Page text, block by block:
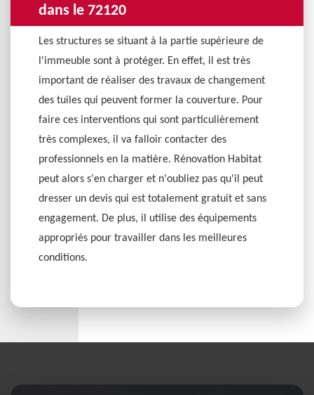
dans le 72120
Les structures se situant à la partie supérieure de
l'immeuble sont à protéger. En effet, il est très
important de réaliser des travaux de changement
des tuiles qui peuvent former la couverture. Pour
faire ces interventions qui sont particulièrement
très complexes, il va falloir contacter des
professionnels en la matière. Rénovation Habitat
peut alors s'en charger et n'oubliez pas qu'il peut
dresser un devis qui est totalement gratuit et sans
engagement. De plus, il utilise des équipements
appropriés pour travailler dans les meilleures
conditions.